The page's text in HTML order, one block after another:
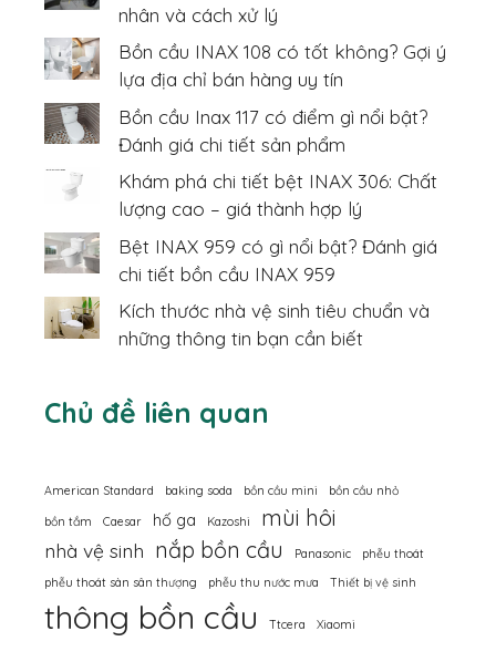
nhân và cách xử lý
Bồn cầu INAX 108 có tốt không? Gợi ý
lựa địa chỉ bán hàng uy tín
Bồn cầu Inax 117 có điểm gì nổi bật?
Đánh giá chi tiết sản phẩm
Khám phá chi tiết bệt INAX 306: Chất
lượng cao – giá thành hợp lý
Bệt INAX 959 có gì nổi bật? Đánh giá
chi tiết bồn cầu INAX 959
Kích thước nhà vệ sinh tiêu chuẩn và
những thông tin bạn cần biết
Chủ đề liên quan
American Standard baking soda bồn cầu mini
bồn cầu nhỏ
bồn tắm
Caesar hố ga Kazoshi mùi hôi
nhà vệ sinh nắp bồn cầu Panasonic
phễu thoát
phễu thoát sàn sân thượng
phễu thu nước mưa Thiết bị vệ sinh
thông bồn cầu Ttcera Xiaomi